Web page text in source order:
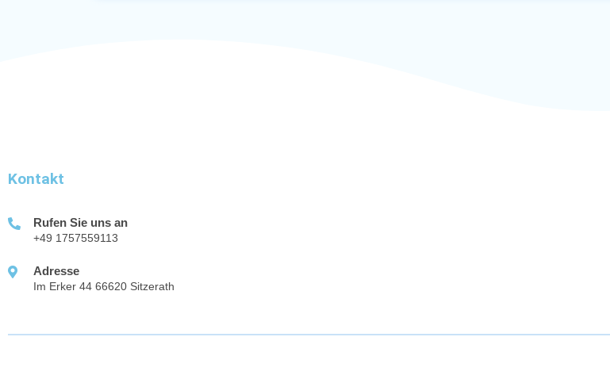
Kontakt
Rufen Sie uns an
+49 1757559113
Adresse
Im Erker 44 66620 Sitzerath